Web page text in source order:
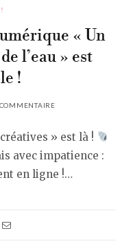
« Un
l’eau » est
!
» est là !
avec impatience :
en ligne !…